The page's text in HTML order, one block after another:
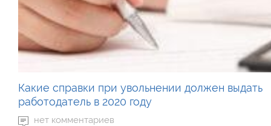
Какие справки при увольнении должен выдать
работодатель в 2020 году
нет комментариев